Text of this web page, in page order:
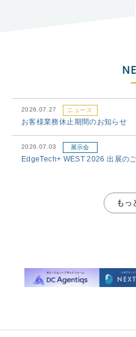
2026.07.27 ニュース
お客様業務休止期間のお知らせ
2026.07.03 展示会
EdgeTech+ WEST 2026 出展の
TimeTracker RX 1.0.1 リリース
2026.02.27 ニュース
AIエージェントプラットフォー
TimeTracker RX リリース
もっ